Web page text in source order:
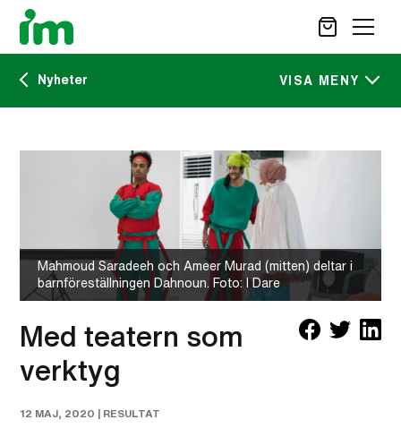
OM IM
CAREER SITE
VAD VI GÖR
VAD DU KAN GÖRA
SÖK
Nyheter VISA MENY
Mahmoud Saradeeh och Ameer Murad (mitten) deltar i
barnföreställningen Dahnoun. Foto: I Dare
Med teatern som
verktyg
12 MAJ, 2020 | RESULTAT